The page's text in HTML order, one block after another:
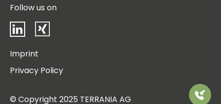
Please
Follow us on
LinkedIn
Xing
Imprint
Privacy Policy
© Copyright 2025 TERRANIA AG